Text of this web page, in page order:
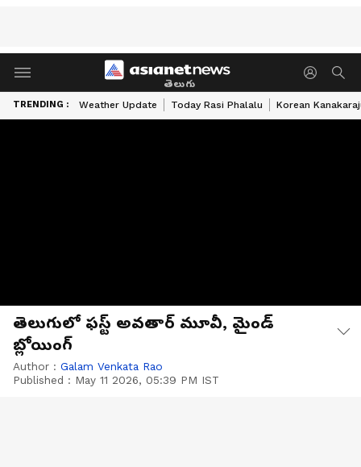
తెలుగు
TRENDING : Weather Update Today Rasi Phalalu Korean
తెలుగులో ఫస్ట్ అవతార్ మూవీ, మైండ్
బ్లోయింగ్
Author : Galam Venkata Rao
Published : May 11 2026, 05:39 PM IST